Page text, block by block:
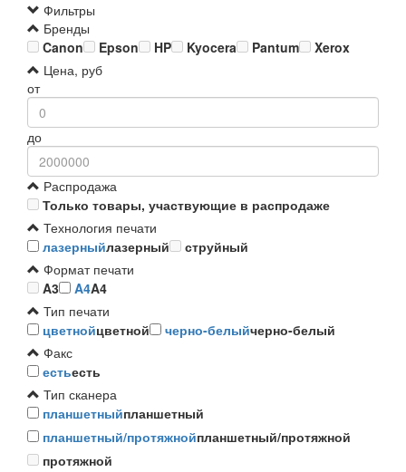
Фильтры
Бренды
Canon
Epson HP Kyocera Pantum
Xerox
Цена, руб
от
до
Распродажа
Только товары, участвующие в распродаже
Технология печати
лазерныйлазерный
струйный
Формат печати
A3
A4A4
Тип печати
цветнойцветной черно-белыйчерно-белый
Факс
естьесть
Тип сканера
планшетныйпланшетный
планшетный/протяжнойпланшетный/протяжной
протяжной